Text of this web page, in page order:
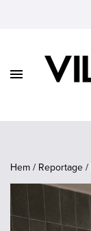
Vidare
Visa
Hem / Reportage /